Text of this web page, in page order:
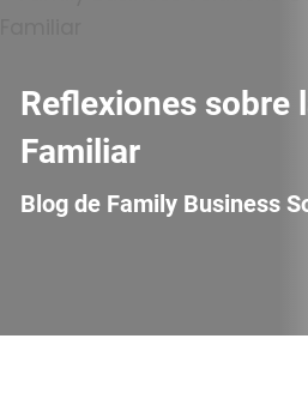
Reflexiones sobre
Familiar
Blog de Family Business